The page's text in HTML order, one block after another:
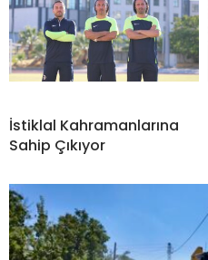
İstiklal Kahramanlarına
Sahip Çıkıyor